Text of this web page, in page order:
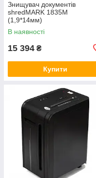
Знищувач документів
shredMARK 1835M
(1,9*14мм)
В наявності
15 394 ₴
Купити